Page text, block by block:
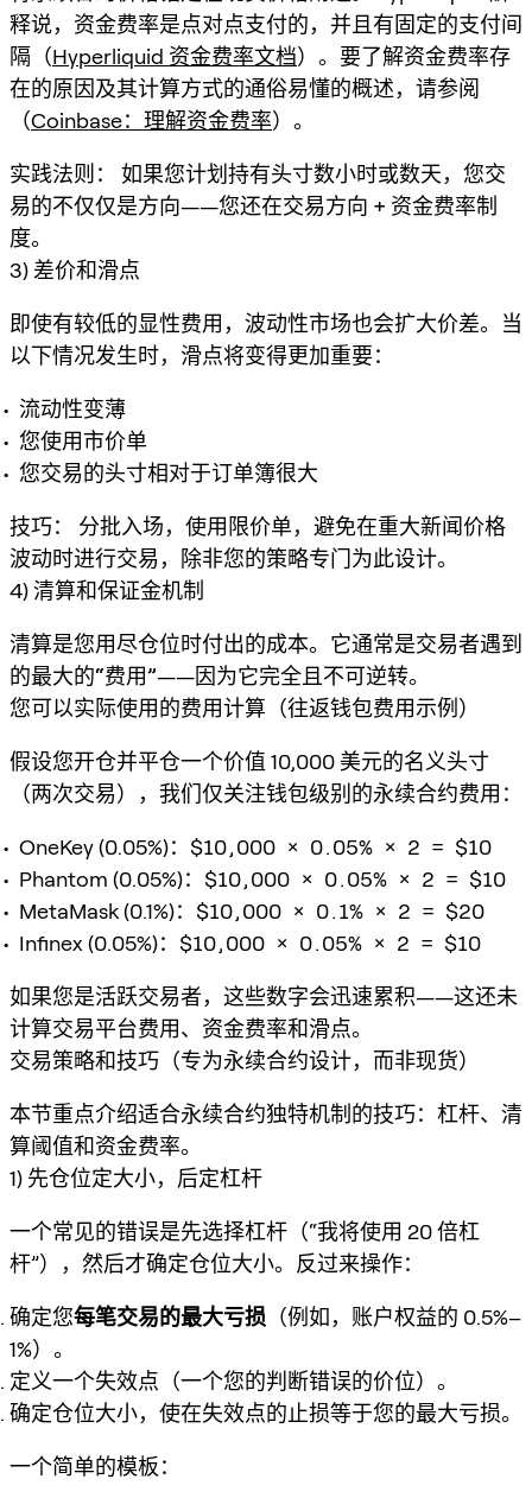
释说，资金费率是点对点支付的，并且有固定的支付间
隔（Hyperliquid 资金费率文档）。要了解资金费率存
在的原因及其计算方式的通俗易懂的概述，请参阅
（Coinbase：理解资金费率）。
实践法则：
如果您计划持有头寸数小时或数天，您交
易的不仅仅是方向——您还在交易方向 + 资金费率制
度。
3) 差价和滑点
即使有较低的显性费用，波动性市场也会扩大价差。当
以下情况发生时，滑点将变得更加重要：
流动性变薄
您使用市价单
您交易的头寸相对于订单簿很大
技巧：
分批入场，使用限价单，避免在重大新闻价格
波动时进行交易，除非您的策略专门为此设计。
4) 清算和保证金机制
清算是您用尽仓位时付出的成本。它通常是交易者遇到
的最大的“费用”——因为它完全且不可逆转。
您可以实际使用的费用计算（往返钱包费用示例）
假设您开仓并平仓一个价值 10,000 美元的名义头寸
（两次交易），我们仅关注钱包级别的永续合约费用：
OneKey (0.05%)： $10,000 × 0.05% × 2 = $10
Phantom (0.05%)： $10,000 × 0.05% × 2 = $10
MetaMask (0.1%)： $10,000 × 0.1% × 2 = $20
Infinex (0.05%)： $10,000 × 0.05% × 2 = $10
如果您是活跃交易者，这些数字会迅速累积——这还未
计算交易平台费用、资金费率和滑点。
交易策略和技巧（专为永续合约设计，而非现货）
本节重点介绍适合永续合约独特机制的技巧：杠杆、清
算阈值和资金费率。
1) 先仓位定大小，后定杠杆
一个常见的错误是先选择杠杆（“我将使用 20 倍杠
杆”），然后才确定仓位大小。反过来操作：
确定您每笔交易的最大亏损 （例如，账户权益的 0.5%–
1%）。
定义一个失效点（一个您的判断错误的价位）。
确定仓位大小，使在失效点的止损等于您的最大亏损。
一个简单的模板：